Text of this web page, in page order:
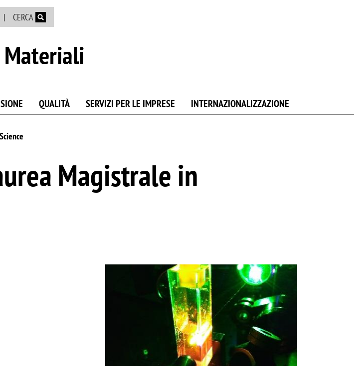
Salta al contenuto principale
CERCA
Materiali
QUALITÀ SERVIZI PER LE IMPRESE INTERNAZIONALIZZAZIONE
Magistrale in